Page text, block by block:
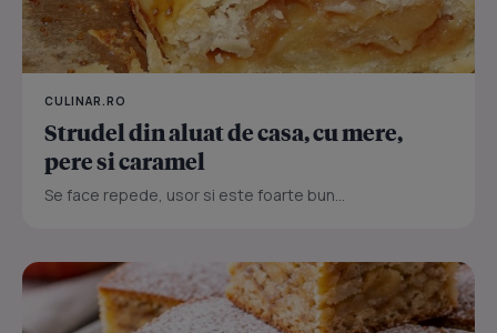
CULINAR.RO
Strudel din aluat de casa, cu mere,
pere si caramel
Se face repede, usor si este foarte bun...